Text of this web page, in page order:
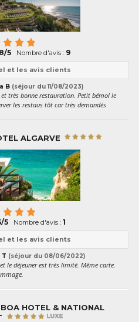
5 Nombre d'avis : 9
et les avis clients
B (séjour du 11/08/2023)
et très bonne restauration. Petit bémol le
les restaus tôt car très demandés
ALGARVE
5 Nombre d'avis : 1
et les avis clients
T (séjour du 08/06/2022)
le déjeuner est très limité. Même carte.
HOTEL & NATIONAL